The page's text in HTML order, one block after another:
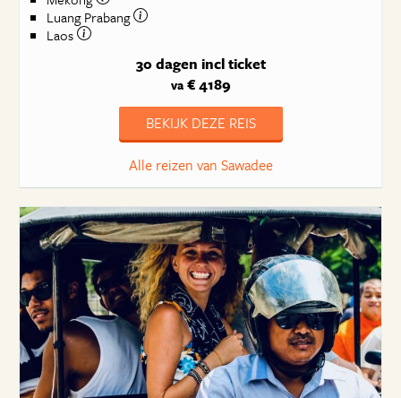
Luang Prabang
Laos
30 dagen incl ticket
va€ 4189
BEKIJK DEZE REIS
Alle reizen van Sawadee